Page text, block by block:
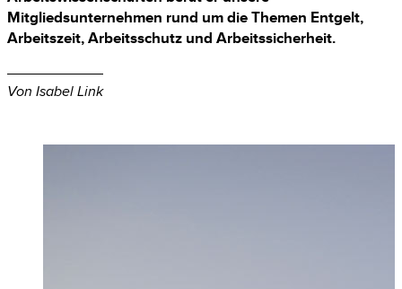
Mitgliedsunternehmen rund um die Themen Entgelt,
Arbeitszeit, Arbeitsschutz und Arbeitssicherheit.
Von Isabel Link